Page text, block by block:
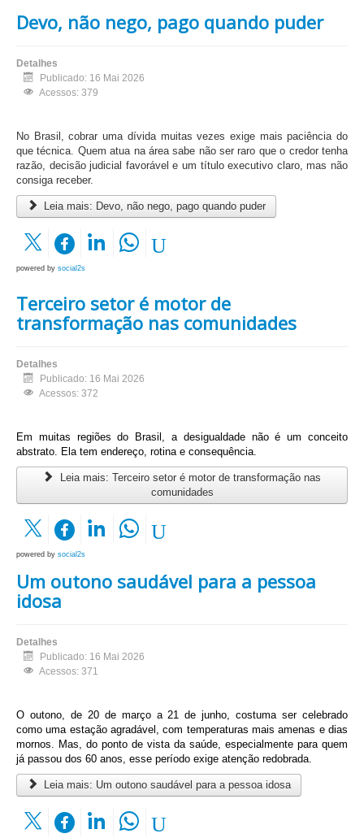
Devo, não nego, pago quando puder
Detalhes
Publicado: 16 Mai 2026
Acessos: 379
No Brasil, cobrar uma dívida muitas vezes exige mais paciência do
que técnica. Quem atua na área sabe não ser raro que o credor tenha
razão, decisão judicial favorável e um título executivo claro, mas não
consiga receber.
Leia mais: Devo, não nego, pago quando puder
powered by social2s
Terceiro setor é motor de
transformação nas comunidades
Detalhes
Publicado: 16 Mai 2026
Acessos: 372
Em muitas regiões do Brasil, a desigualdade não é um conceito
abstrato. Ela tem endereço, rotina e consequência.
Leia mais: Terceiro setor é motor de transformação nas
comunidades
powered by social2s
Um outono saudável para a pessoa
idosa
Detalhes
Publicado: 16 Mai 2026
Acessos: 371
O outono, de 20 de março a 21 de junho, costuma ser celebrado
como uma estação agradável, com temperaturas mais amenas e dias
mornos. Mas, do ponto de vista da saúde, especialmente para quem
já passou dos 60 anos, esse período exige atenção redobrada.
Leia mais: Um outono saudável para a pessoa idosa